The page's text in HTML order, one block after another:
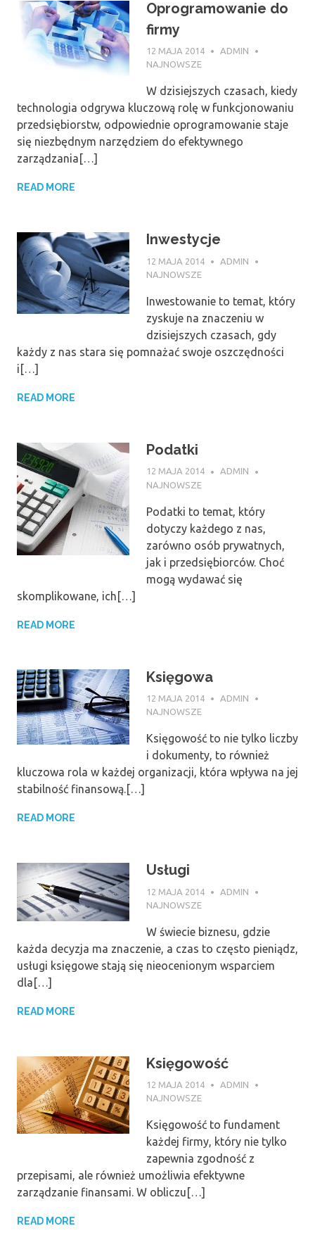
Oprogramowanie do
firmy
12 MAJA 2014
ADMIN
NAJNOWSZE
W dzisiejszych czasach, kiedy
technologia odgrywa kluczową rolę w funkcjonowaniu
przedsiębiorstw, odpowiednie oprogramowanie staje
się niezbędnym narzędziem do efektywnego
zarządzania[…]
READ MORE
Inwestycje
12 MAJA 2014
ADMIN
NAJNOWSZE
Inwestowanie to temat, który
zyskuje na znaczeniu w
dzisiejszych czasach, gdy
każdy z nas stara się pomnażać swoje oszczędności
i[…]
READ MORE
Podatki
12 MAJA 2014
ADMIN
NAJNOWSZE
Podatki to temat, który
dotyczy każdego z nas,
zarówno osób prywatnych,
jak i przedsiębiorców. Choć
mogą wydawać się
skomplikowane, ich[…]
READ MORE
Księgowa
12 MAJA 2014
ADMIN
NAJNOWSZE
Księgowość to nie tylko liczby
i dokumenty, to również
kluczowa rola w każdej organizacji, która wpływa na jej
stabilność finansową.[…]
READ MORE
Usługi
12 MAJA 2014
ADMIN
NAJNOWSZE
W świecie biznesu, gdzie
każda decyzja ma znaczenie, a czas to często pieniądz,
usługi księgowe stają się nieocenionym wsparciem
dla[…]
READ MORE
Księgowość
12 MAJA 2014
ADMIN
NAJNOWSZE
Księgowość to fundament
każdej firmy, który nie tylko
zapewnia zgodność z
przepisami, ale również umożliwia efektywne
zarządzanie finansami. W obliczu[…]
READ MORE